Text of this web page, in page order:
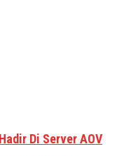
Di Server AOV